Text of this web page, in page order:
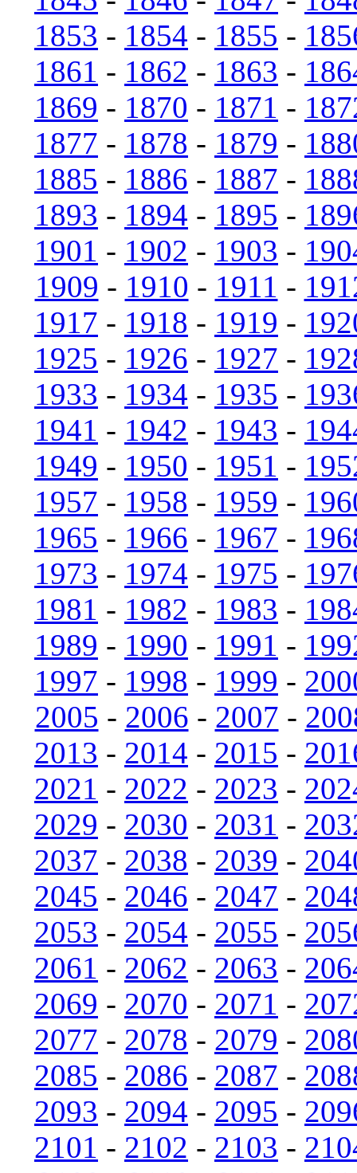
1853 - 1854 - 1855 -
1861 - 1862 - 1863 -
1869 - 1870 - 1871 -
1877 - 1878 - 1879 -
1885 - 1886 - 1887 -
1893 - 1894 - 1895 -
1901 - 1902 - 1903 -
1909 - 1910 - 1911 -
1917 - 1918 - 1919 -
1925 - 1926 - 1927 -
1933 - 1934 - 1935 -
1941 - 1942 - 1943 -
1949 - 1950 - 1951 -
1957 - 1958 - 1959 -
1965 - 1966 - 1967 -
1973 - 1974 - 1975 -
1981 - 1982 - 1983 -
1989 - 1990 - 1991 -
1997 - 1998 - 1999 -
2005 - 2006 - 2007 -
2013 - 2014 - 2015 -
2021 - 2022 - 2023 -
2029 - 2030 - 2031 -
2037 - 2038 - 2039 -
2045 - 2046 - 2047 -
2053 - 2054 - 2055 -
2061 - 2062 - 2063 -
2069 - 2070 - 2071 -
2077 - 2078 - 2079 -
2085 - 2086 - 2087 -
2093 - 2094 - 2095 -
2101 - 2102 - 2103 -